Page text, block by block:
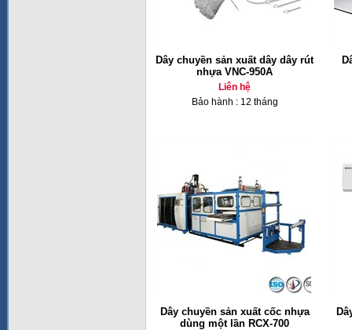
Dây chuyền sản xuất dây dây rút
nhựa VNC-950A
Liên hệ
Bảo hành : 12 tháng
Dây chuyền sản xuất cốc nhựa
dùng một lần RCX-700